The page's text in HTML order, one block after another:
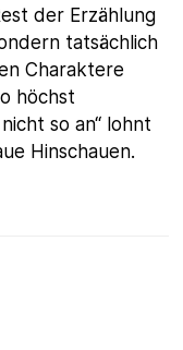
der Erzählung
tatsächlich
Charaktere
höchst
so an“ lohnt
Hinschauen.